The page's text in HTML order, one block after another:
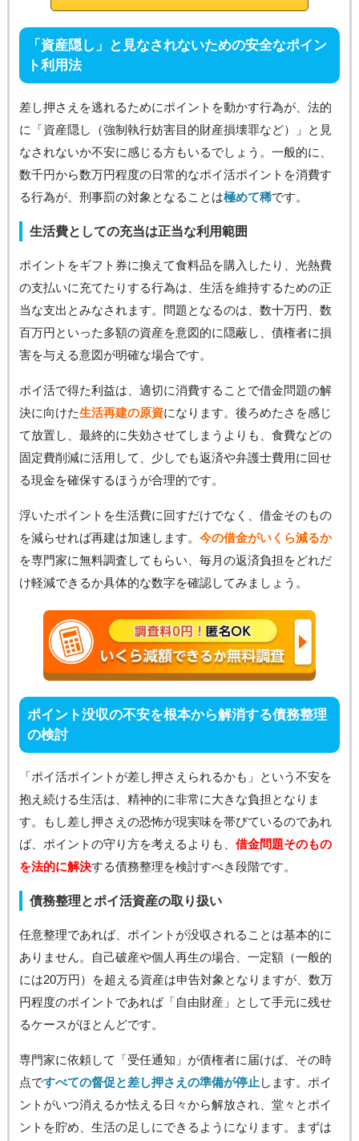
「資産隠し」と見なされないための安全なポイン
ト利用法
差し押さえを逃れるためにポイントを動かす行為が、法的
に「資産隠し（強制執行妨害目的財産損壊罪など）」と見
なされないか不安に感じる方もいるでしょう。一般的に、
数千円から数万円程度の日常的なポイ活ポイントを消費す
る行為が、刑事罰の対象となることは極めて稀です。
生活費としての充当は正当な利用範囲
ポイントをギフト券に換えて食料品を購入したり、光熱費
の支払いに充てたりする行為は、生活を維持するための正
当な支出とみなされます。問題となるのは、数十万円、数
百万円といった多額の資産を意図的に隠蔽し、債権者に損
害を与える意図が明確な場合です。
ポイ活で得た利益は、適切に消費することで借金問題の解
決に向けた生活再建の原資になります。後ろめたさを感じ
て放置し、最終的に失効させてしまうよりも、食費などの
固定費削減に活用して、少しでも返済や弁護士費用に回せ
る現金を確保するほうが合理的です。
浮いたポイントを生活費に回すだけでなく、借金そのもの
を減らせれば再建は加速します。 今の借金がいくら減るか
を専門家に無料調査してもらい、毎月の返済負担をどれだ
け軽減できるか具体的な数字を確認してみましょう。
ポイント没収の不安を根本から解消する債務整理
の検討
「ポイ活ポイントが差し押さえられるかも」という不安を
抱え続ける生活は、精神的に非常に大きな負担となりま
す。もし差し押さえの恐怖が現実味を帯びているのであれ
ば、ポイントの守り方を考えるよりも、 借金問題そのもの
を法的に解決する債務整理を検討すべき段階です。
債務整理とポイ活資産の取り扱い
任意整理であれば、ポイントが没収されることは基本的に
ありません。自己破産や個人再生の場合、一定額（一般的
には20万円）を超える資産は申告対象となりますが、数万
円程度のポイントであれば「自由財産」として手元に残せ
るケースがほとんどです。
専門家に依頼して「受任通知」が債権者に届けば、その時
点ですべての督促と差し押さえの準備が停止 します。ポイ
ントがいつ消えるか怯える日々から解放され、堂々とポイ
ントを貯め、生活の足しにできるようになります。まずは